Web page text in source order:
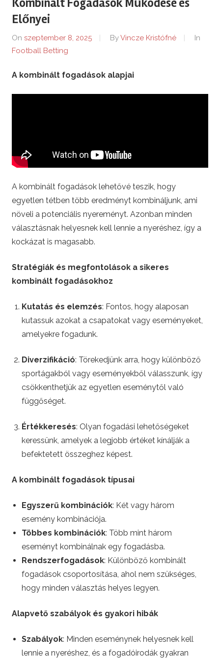
e
n
t
m
l
o
s
i
o
c
i
.
h
u
–
F
o
o
t
b
a
l
B
Kombinált Fogadások Működése és
Előnyei
On szeptember 8, 2025 ByVincze Kristófné
In
Football Betting
A kombinált fogadások alapjai
A kombinált fogadások lehetővé teszik, hogy
egyetlen tétben több eredményt kombináljunk, ami
növeli a potenciális nyereményt. Azonban minden
választásnak helyesnek kell lennie a nyeréshez, így a
kockázat is magasabb.
Stratégiák és megfontolások a sikeres
kombinált fogadásokhoz
Kutatás és elemzés: Fontos, hogy alaposan
kutassuk azokat a csapatokat vagy eseményeket,
amelyekre fogadunk.
Diverzifikáció: Törekedjünk arra, hogy különböző
sportágakból vagy eseményekből válasszunk, így
csökkenthetjük az egyetlen eseménytől való
függőséget.
Értékkeresés: Olyan fogadási lehetőségeket
keressünk, amelyek a legjobb értéket kínálják a
befektetett összeghez képest.
A kombinált fogadások típusai
Egyszerű kombinációk: Két vagy három
esemény kombinációja.
Többes kombinációk: Több mint három
eseményt kombinálnak egy fogadásba.
Rendszerfogadások: Különböző kombinált
fogadások csoportosítása, ahol nem szükséges,
hogy minden választás helyes legyen.
Alapvető szabályok és gyakori hibák
Szabályok: Minden eseménynek helyesnek kell
lennie a nyeréshez, és a fogadóirodák gyakran